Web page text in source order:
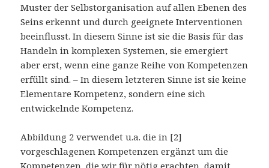
Muster der Selbstorganisation auf allen Ebenen des
Seins erkennt und durch geeignete Interventionen
beeinflusst. In diesem Sinne ist sie die Basis für das
Handeln in komplexen Systemen, sie emergiert
aber erst, wenn eine ganze Reihe von Kompetenzen
erfüllt sind. – In diesem letzteren Sinne ist sie keine
Elementare Kompetenz, sondern eine sich
entwickelnde Kompetenz.
Abbildung 2 verwendet u.a. die in [2]
vorgeschlagenen Kompetenzen ergänzt um die